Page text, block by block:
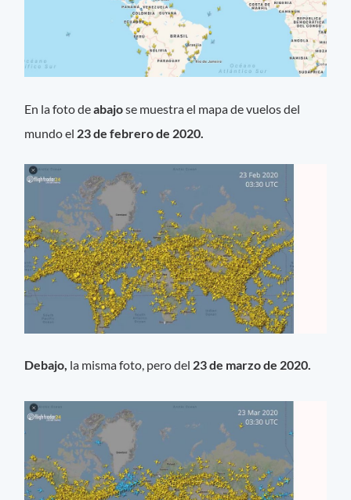
En la foto deabajose muestra el mapa de vuelos del
mundo el 23 de febrero de 2020.
Debajo, la misma foto, pero del 23 de marzo de 2020.